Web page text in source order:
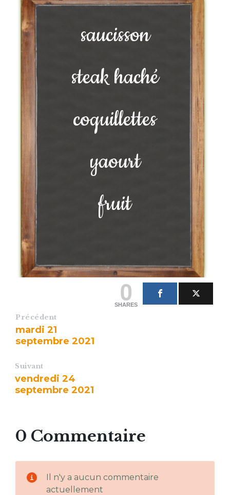
saucisson
steak haché
coquillettes
yaourt
fruit
0
SHARES
Précédent
mardi 21
septembre 2021
Suivant
vendredi 24
septembre 2021
0 Commentaire
Il n'y a aucun commentaire
actuellement